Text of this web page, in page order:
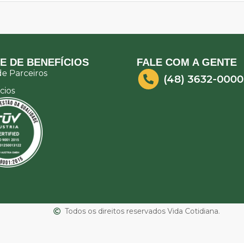
DE BENEFÍCIOS
Parceiros
FALE COM A GENTE
(48) 3632-0000
Todos os direitos reservados Vida Cotidiana.